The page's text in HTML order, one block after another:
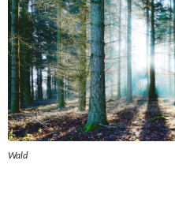
Wald